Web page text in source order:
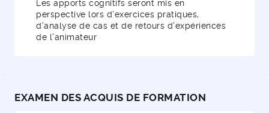
Les apports cognitifs seront mis en
perspective lors d’exercices pratiques,
d'analyse de cas et de retours d’expériences
de l’animateur
EXAMEN DES ACQUIS DE FORMATION